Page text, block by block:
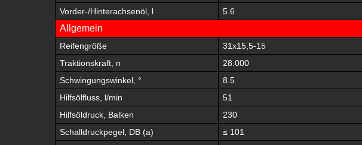
Vorder-/Hinterachsenöl, l
5.6
Allgemein
Reifengröße
31x15,5-15
Traktionskraft, n
28.000
Schwingungswinkel, °
8.5
Hilfsölfluss, l/min
51
Hilfsöldruck, Balken
230
Schalldruckpegel, DB (a)
≤ 101